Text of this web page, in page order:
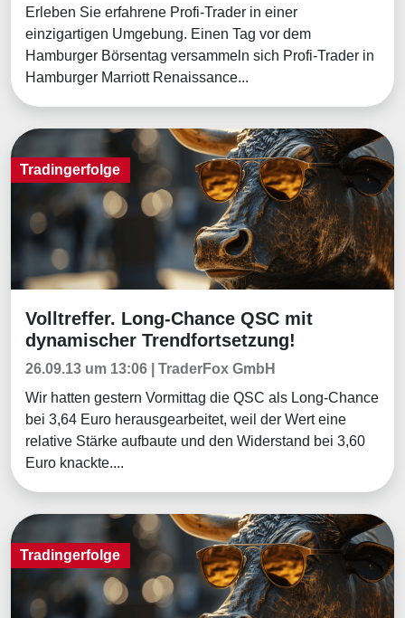
Erleben Sie erfahrene Profi-Trader in einer
einzigartigen Umgebung. Einen Tag vor dem
Hamburger Börsentag versammeln sich Profi-Trader in
Hamburger Marriott Renaissance...
Tradingerfolge
Tradingerfolge
Volltreffer. Long-Chance QSC mit
dynamischer Trendfortsetzung!
26.09.13 um 13:06 | TraderFox GmbH
Wir hatten gestern Vormittag die QSC als Long-Chance
bei 3,64 Euro herausgearbeitet, weil der Wert eine
relative Stärke aufbaute und den Widerstand bei 3,60
Euro knackte....
Tradingerfolge